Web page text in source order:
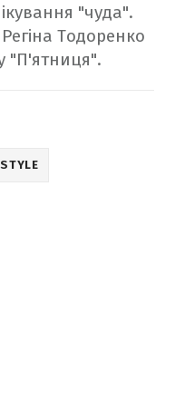
"чуда".
Тодоренко
"П'ятниця".